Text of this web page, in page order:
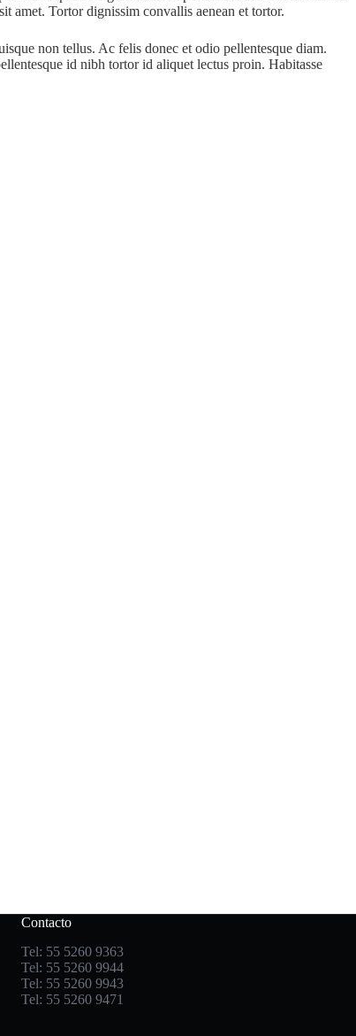
amet. Tortor dignissim convallis aenean et tortor.
non tellus. Ac felis donec et odio pellentesque diam.
id nibh tortor id aliquet lectus proin. Habitasse
Contacto
Tel: 55 5260 9363
Tel: 55 5260 9944
Tel: 55 5260 9943
Tel: 55 5260 9471